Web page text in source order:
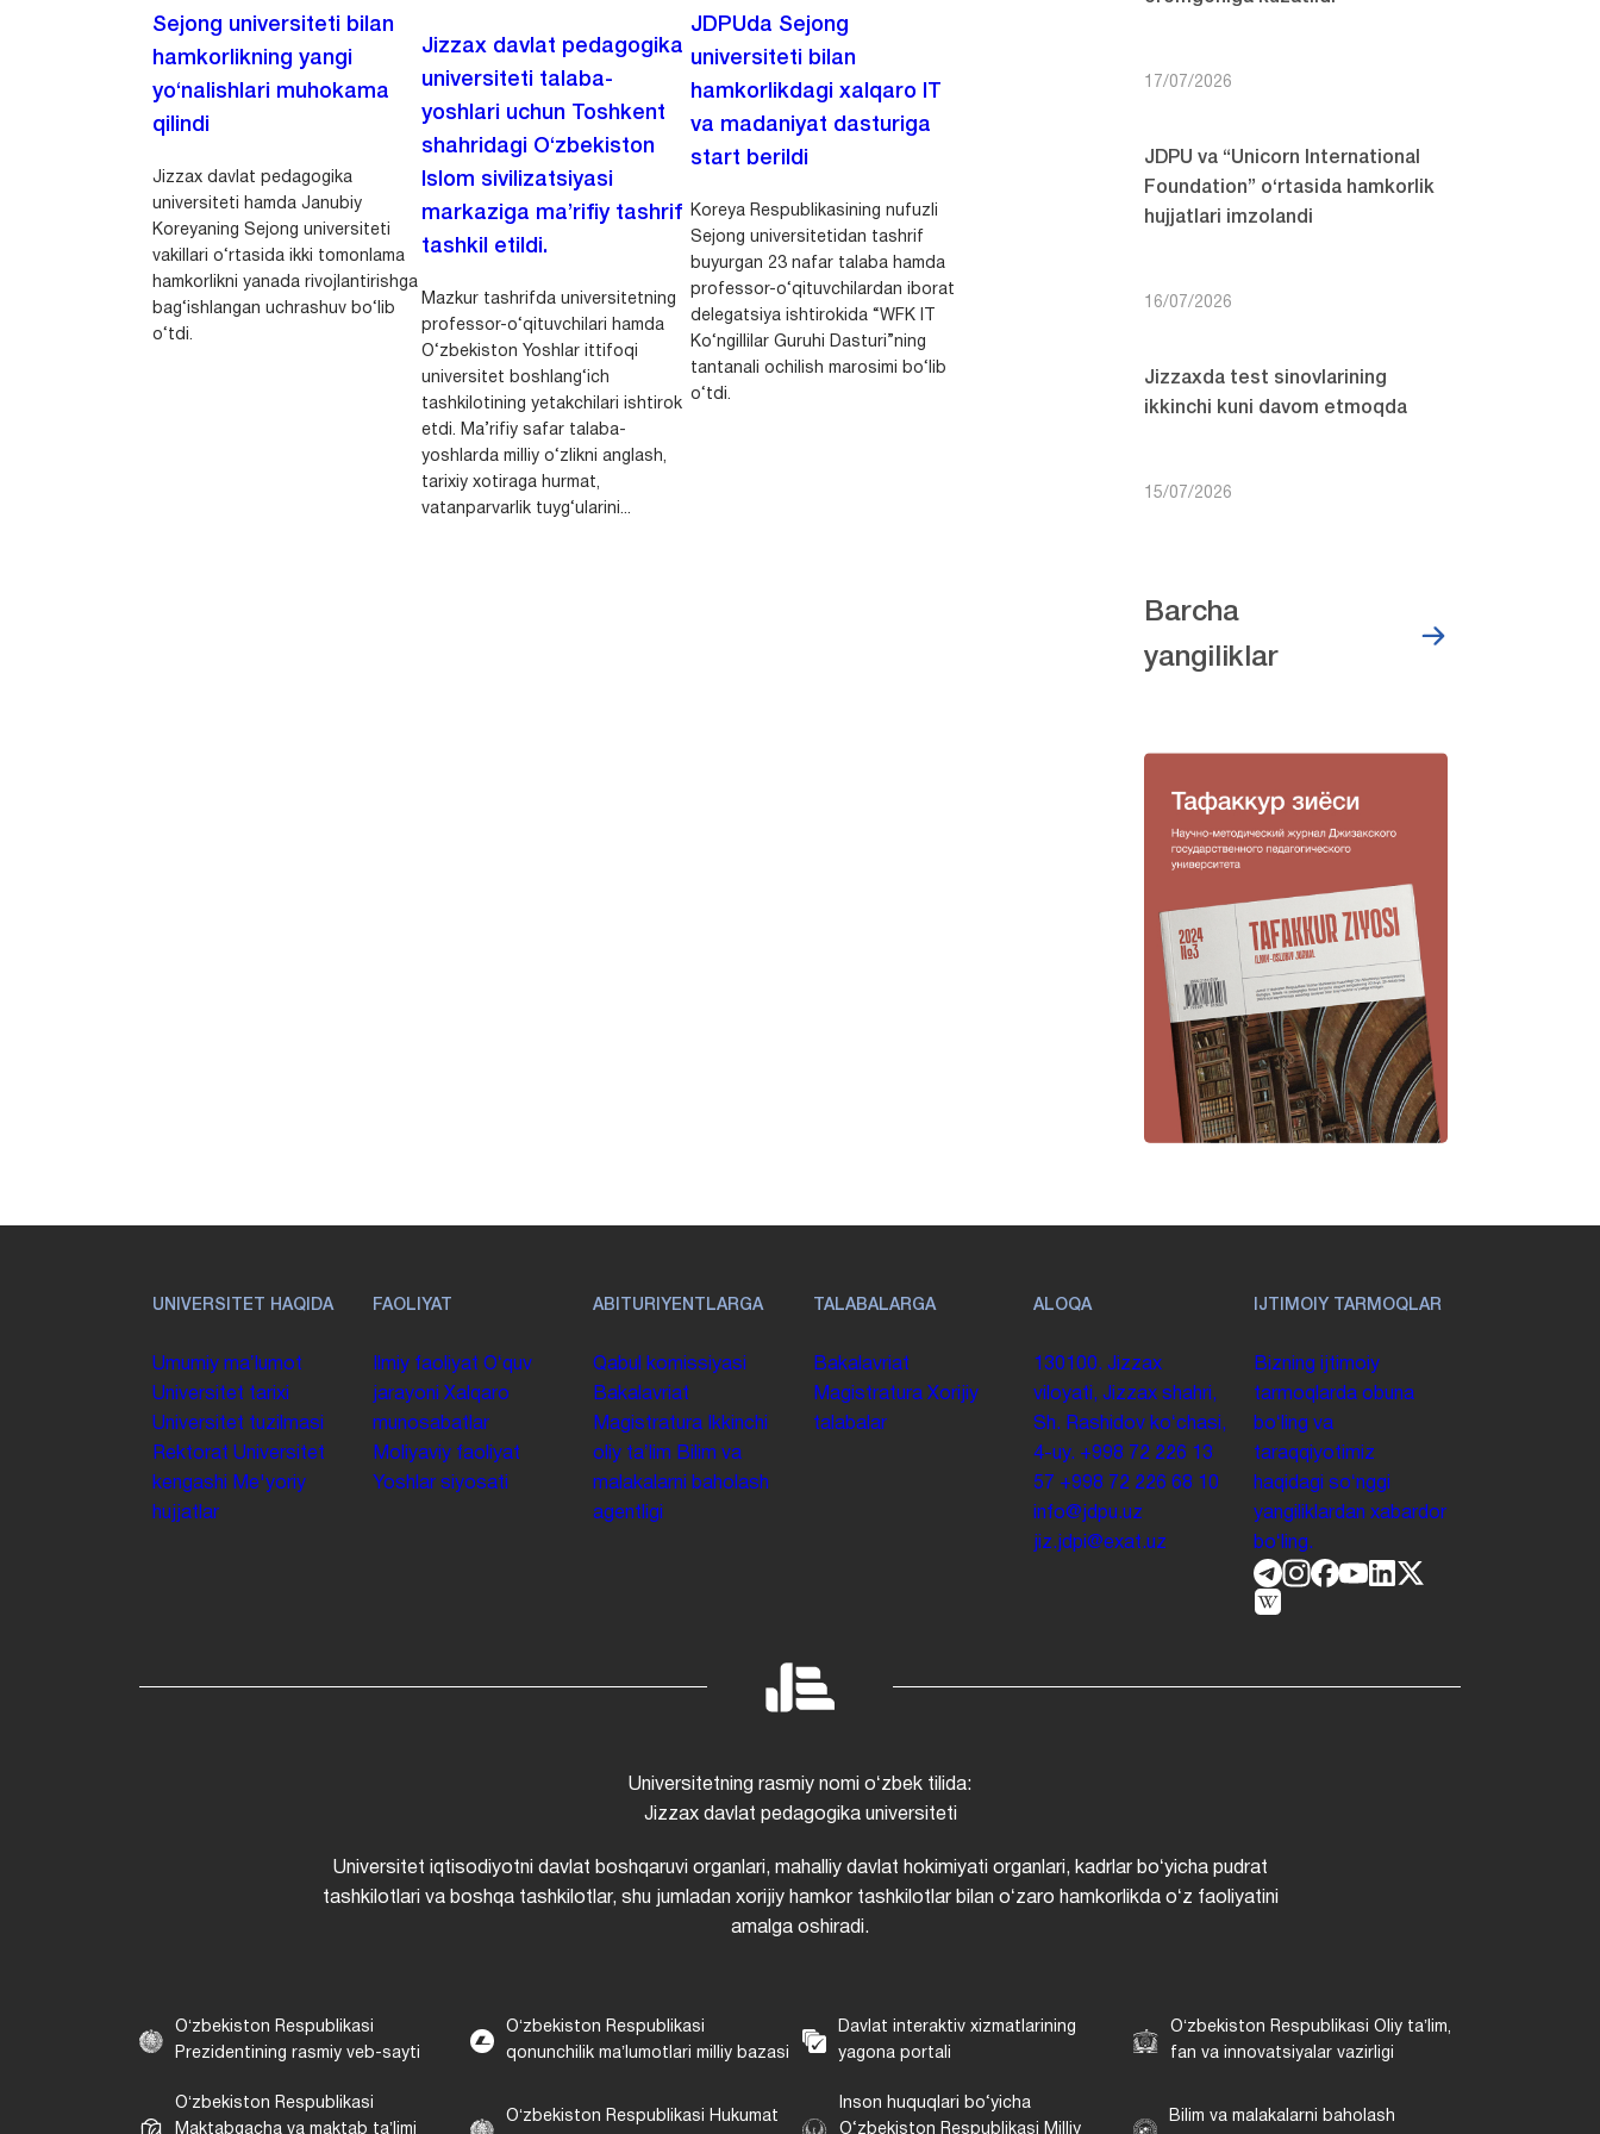
Sejong universiteti bilan
hamkorlikning yangi
yo‘nalishlari muhokama
qilindi
Jizzax davlat pedagogika
universiteti hamda Janubiy
Koreyaning Sejong universiteti
vakillari o‘rtasida ikki tomonlama
hamkorlikni yanada rivojlantirishga
bag‘ishlangan uchrashuv bo‘lib
o‘tdi.
Jizzax davlat pedagogika
universiteti talaba-
yoshlari uchun Toshkent
shahridagi O‘zbekiston
Islom sivilizatsiyasi
markaziga ma’rifiy tashrif
tashkil etildi.
Mazkur tashrifda universitetning
professor-o‘qituvchilari hamda
O‘zbekiston Yoshlar ittifoqi
universitet boshlang‘ich
tashkilotining yetakchilari ishtirok
etdi. Ma’rifiy safar talaba-
yoshlarda milliy o‘zlikni anglash,
tarixiy xotiraga hurmat,
vatanparvarlik tuyg‘ularini...
JDPUda Sejong
universiteti bilan
hamkorlikdagi xalqaro IT
va madaniyat dasturiga
start berildi
Koreya Respublikasining nufuzli
Sejong universitetidan tashrif
buyurgan 23 nafar talaba hamda
professor-o‘qituvchilardan iborat
delegatsiya ishtirokida “WFK IT
Ko‘ngillilar Guruhi Dasturi”ning
tantanali ochilish marosimi bo‘lib
o‘tdi.
17/07/2026
JDPU va “Unicorn International
Foundation” o‘rtasida hamkorlik
hujjatlari imzolandi
16/07/2026
Jizzaxda test sinovlarining
ikkinchi kuni davom etmoqda
15/07/2026
Barcha
yangiliklar
UNIVERSITET HAQIDA
Umumiy maʼlumot
Universitet tarixi
Universitet tuzilmasi
Rektorat Universitet
kengashi
Me'yoriy
hujjatlar
FAOLIYAT
Ilmiy faoliyat Oʻquv
jarayoni Xalqaro
munosabatlar
Moliyaviy faoliyat
Yoshlar siyosati
ABITURIYENTLARGA
Qabul komissiyasi
Bakalavriat
Magistratura
Ikkinchi
oliy taʼlim Bilim va
malakalarni baholash
agentligi
TALABALARGA
Bakalavriat
Magistratura Xorijiy
talabalar
ALOQA
130100. Jizzax
viloyati, Jizzax shahri,
Sh. Rashidov koʻchasi,
4-uy. +998 72 226 13
57 +998 72 226 68 10
info@jdpu.uz
jiz.jdpi@exat.uz
IJTIMOIY TARMOQLAR
Bizning ijtimoiy
tarmoqlarda obuna
boʻling va
taraqqiyotimiz
haqidagi soʻnggi
yangiliklardan xabardor
boʻling.
Universitetning rasmiy nomi oʻzbek tilida:
Jizzax davlat pedagogika universiteti
Universitet iqtisodiyotni davlat boshqaruvi organlari, mahalliy davlat hokimiyati organlari, kadrlar boʻyicha pudrat
tashkilotlari va boshqa tashkilotlar, shu jumladan xorijiy hamkor tashkilotlar bilan oʻzaro hamkorlikda oʻz faoliyatini
amalga oshiradi.
Oʻzbekiston Respublikasi
Prezidentining rasmiy veb-sayti
Oʻzbekiston Respublikasi
qonunchilik maʼlumotlari milliy bazasi
Davlat interaktiv xizmatlarining
yagona portali
Oʻzbekiston Respublikasi Oliy taʼlim,
fan va innovatsiyalar vazirligi
Oʻzbekiston Respublikasi
Maktabgacha va maktab taʼlimi
Oʻzbekiston Respublikasi Hukumat
Inson huquqlari bo‘yicha
O‘zbekiston Respublikasi Milliy
Bilim va malakalarni baholash